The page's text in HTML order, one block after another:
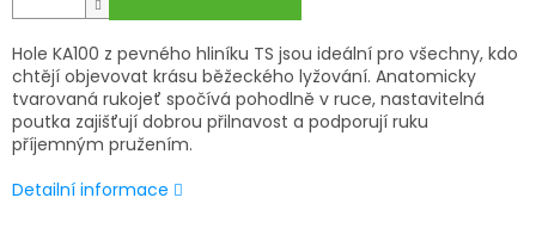
Hole KA100 z pevného hliníku TS jsou ideální pro všechny, kdo
chtějí objevovat krásu běžeckého lyžování. Anatomicky
tvarovaná rukojeť spočívá pohodlně v ruce, nastavitelná
poutka zajišťují dobrou přilnavost a podporují ruku
příjemným pružením.
Detailní informace